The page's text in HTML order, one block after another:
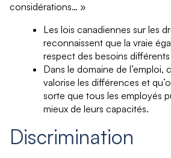
considérations… »
Les lois canadiennes sur les
reconnaissent que la vraie
respect des besoins
Dans le domaine de l’emploi,
valorise les différences et
sorte que tous les employés
mieux de leurs capacités.
Discrimination